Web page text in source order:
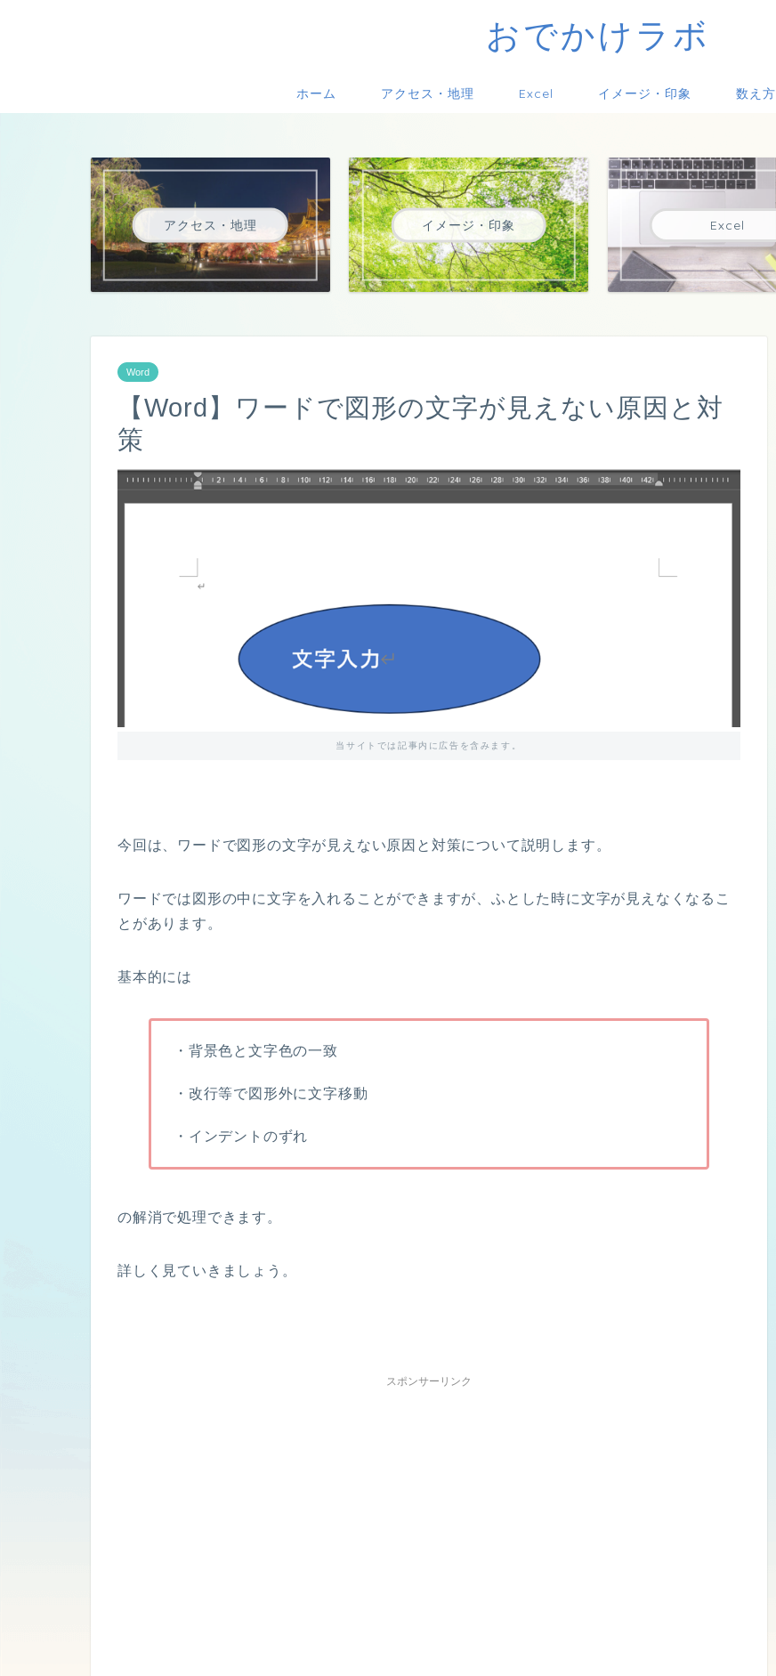
おでかけラボ
ホーム アクセス・地理 Excel イメージ・印象 数え方
アクセス・地理 イメージ・印象 Excel
Word
【Word】ワードで図形の文字が見えない原因と対
策
当サイトでは記事内に広告を含みます。
今回は、ワードで図形の文字が見えない原因と対策について説明します。
ワードでは図形の中に文字を入れることができますが、ふとした時に文字が見えなくなるこ
とがあります。
基本的には
・背景色と文字色の一致
・改行等で図形外に文字移動
・インデントのずれ
の解消で処理できます。
詳しく見ていきましょう。
スポンサーリンク